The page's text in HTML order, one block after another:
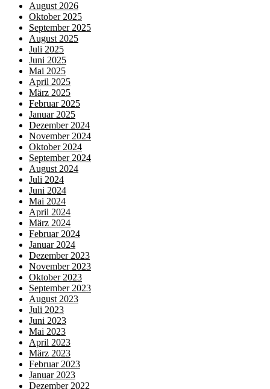
August 2026
Oktober 2025
September 2025
August 2025
Juli 2025
Juni 2025
Mai 2025
April 2025
März 2025
Februar 2025
Januar 2025
Dezember 2024
November 2024
Oktober 2024
September 2024
August 2024
Juli 2024
Juni 2024
Mai 2024
April 2024
März 2024
Februar 2024
Januar 2024
Dezember 2023
November 2023
Oktober 2023
September 2023
August 2023
Juli 2023
Juni 2023
Mai 2023
April 2023
März 2023
Februar 2023
Januar 2023
Dezember 2022